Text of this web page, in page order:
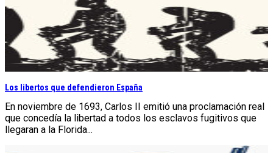
Los libertos que defendieron España
En noviembre de 1693, Carlos II emitió una proclamación real
que concedía la libertad a todos los esclavos fugitivos que
llegaran a la Florida...